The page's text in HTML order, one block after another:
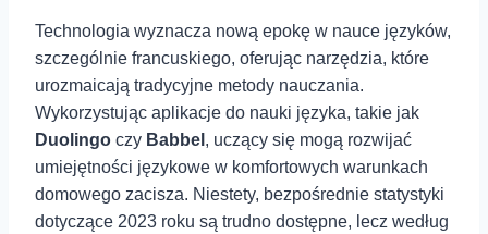
Technologia wyznacza nową epokę w nauce języków,
szczególnie francuskiego, oferując narzędzia, które
urozmaicają tradycyjne metody nauczania.
Wykorzystując aplikacje do nauki języka, takie jak
Duolingo czy Babbel ,⁣ uczący się mogą rozwijać
umiejętności językowe w komfortowych warunkach
domowego zacisza. Niestety, bezpośrednie statystyki
dotyczące 2023 roku są trudno dostępne,⁢ lecz według